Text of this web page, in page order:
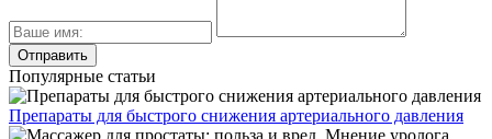
Популярные статьи
Препараты для быстрого снижения артериального давления